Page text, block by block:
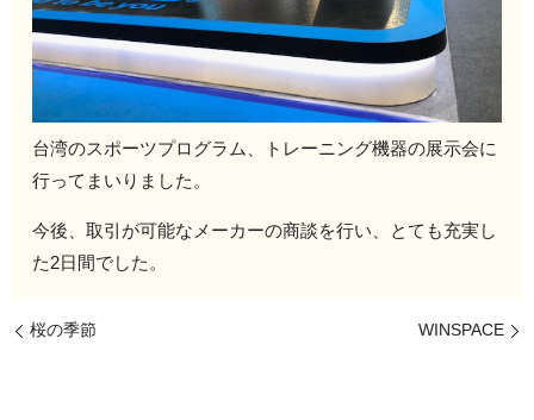
台湾のスポーツプログラム、トレーニング機器の展示会に
行ってまいりました。
今後、取引が可能なメーカーの商談を行い、とても充実し
た2日間でした。
桜の季節 WINSPACE